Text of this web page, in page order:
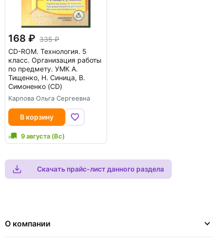
168
335
CD-ROM. Технология. 5
класс. Организация работы
по предмету. УМК А.
Тищенко, Н. Синица, В.
Симоненко (CD)
Карпова Ольга Сергеевна
В корзину
9 августа (Вс)
Скачать прайс-лист данного раздела
О компании